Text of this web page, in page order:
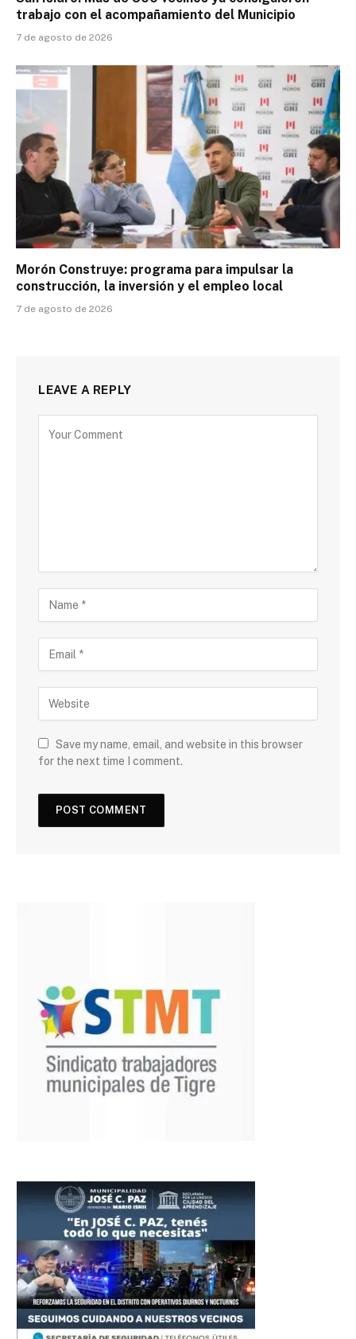
trabajo con el acompañamiento del Municipio
7 de agosto de 2026
Morón Construye: programa para impulsar la
construcción, la inversión y el empleo local
7 de agosto de 2026
LEAVE A REPLY
Save my name, email, and website in this browser
for the next time I comment.